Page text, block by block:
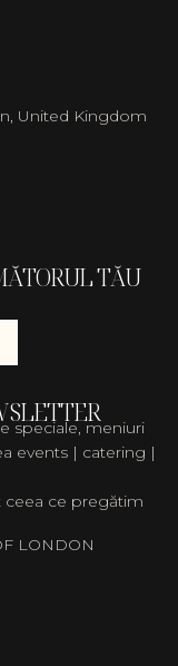
United Kingdom
TĂU
speciale, meniuri
events | catering |
ceea ce pregătim
LONDON